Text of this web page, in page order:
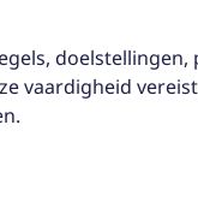
doelstellingen,
vaardigheid